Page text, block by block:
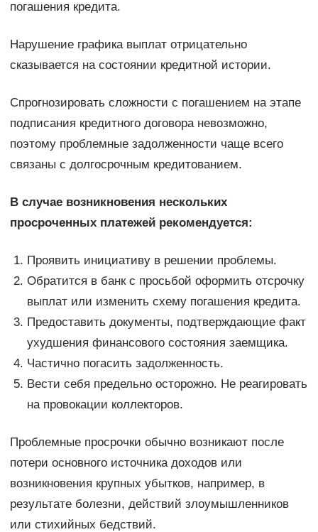
погашения кредита.
Нарушение графика выплат отрицательно
сказывается на состоянии кредитной истории.
Спрогнозировать сложности с погашением на этапе
подписания кредитного договора невозможно,
поэтому проблемные задолженности чаще всего
связаны с долгосрочным кредитованием.
В случае возникновения нескольких
просроченных платежей рекомендуется:
Проявить инициативу в решении проблемы.
Обратится в банк с просьбой оформить отсрочку
выплат или изменить схему погашения кредита.
Предоставить документы, подтверждающие факт
ухудшения финансового состояния заемщика.
Частично погасить задолженность.
Вести себя предельно осторожно. Не реагировать
на провокации коллекторов.
Проблемные просрочки обычно возникают после
потери основного источника доходов или
возникновения крупных убытков, например, в
результате болезни, действий злоумышленников
или стихийных бедствий.